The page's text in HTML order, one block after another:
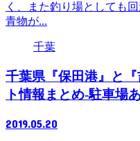
く、また釣り場としても
青物が...
千葉
千葉県『保田港』と
ト情報まとめ-駐車場
2019.05.20